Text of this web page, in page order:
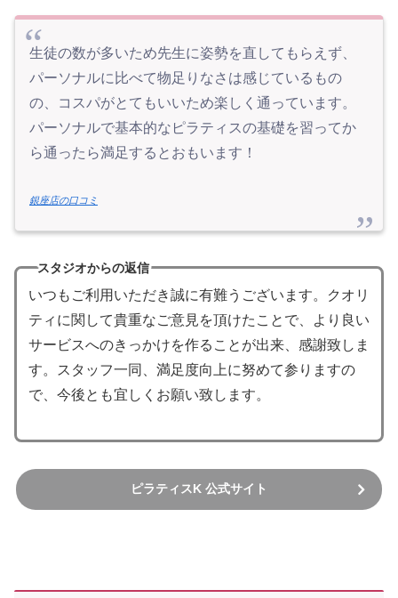
生徒の数が多いため先生に姿勢を直してもらえず、
パーソナルに比べて物足りなさは感じているもの
の、コスパがとてもいいため楽しく通っています。
パーソナルで基本的なピラティスの基礎を習ってか
ら通ったら満足するとおもいます！
銀座店の口コミ
スタジオからの返信
いつもご利用いただき誠に有難うございます。クオリ
ティに関して貴重なご意見を頂けたことで、より良い
サービスへのきっかけを作ることが出来、感謝致しま
す。スタッフ一同、満足度向上に努めて参りますの
で、今後とも宜しくお願い致します。
ピラティスK 公式サイト